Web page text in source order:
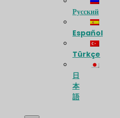
Русский
Español
Türkçe
日
本
語